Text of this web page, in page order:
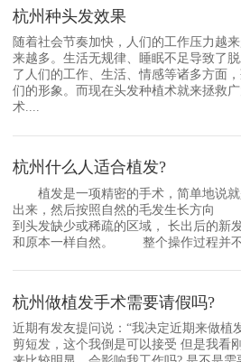
杭州种头发效果
随着社会节奏加快，人们的工作压力越
来越多。生活无规律、睡眠不足导致了
了人们的工作、生活、情感等诸多方面
们的形象。而现在头发种植术就来拯救
术....
杭州什么人适合植发?
植发是一项精密的手术，简单地说就
出来，然后按照自然的毛发生长方向
到头发缺少或稀疏的区域， 长出后的新
和原本一样自然。 整个操作过程并不
杭州做植发手术需要请假吗?
近期有发友提问说：“我决定近期来做植
剪短发，这个我倒是可以接受 但是我看